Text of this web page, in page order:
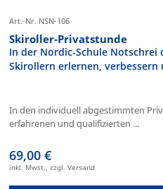
Art.-Nr. NSN-106
Skiroller-Privatstunde
In der Nordic-Schule Notschrei
Skirollern erlernen,
In den individuell abgestimmten
erfahrenen und qualifizierten ...
69,00 €
inkl. Mwst., zzgl. Versand